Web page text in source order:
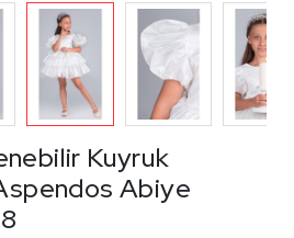
Kuyruk
Abiye